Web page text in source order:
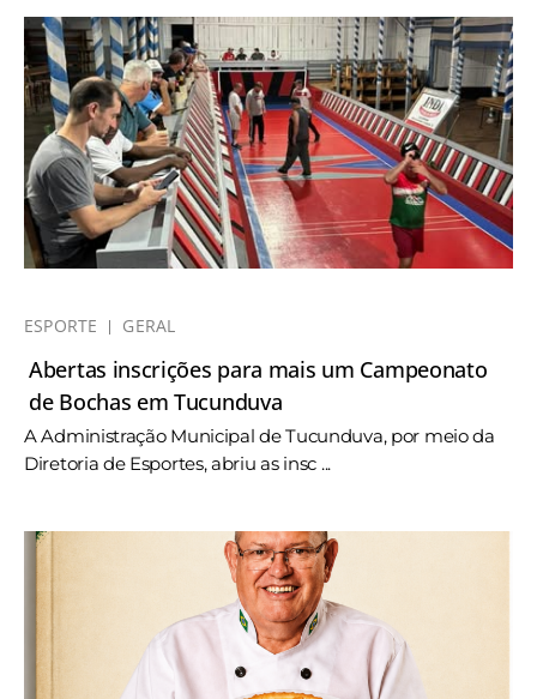
ESPORTE GERAL
Abertas inscrições para mais um Campeonato
de Bochas em Tucunduva
A Administração Municipal de Tucunduva, por meio da
Diretoria de Esportes, abriu as insc ...